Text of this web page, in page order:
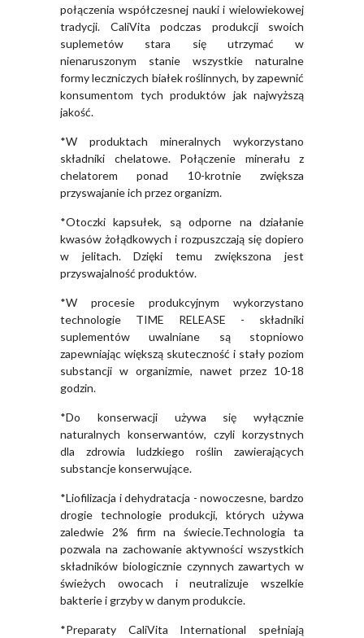
połączenia współczesnej nauki i wielowiekowej
tradycji. CaliVita podczas produkcji swoich
suplemetów stara się utrzymać w
nienaruszonym stanie wszystkie naturalne
formy leczniczych białek roślinnych, by zapewnić
konsumentom tych produktów jak najwyższą
jakość.
*W produktach mineralnych wykorzystano
składniki chelatowe. Połączenie minerału z
chelatorem ponad 10-krotnie zwiększa
przyswajanie ich przez organizm.
*Otoczki kapsułek, są odporne na działanie
kwasów żołądkowych i rozpuszczają się dopiero
w jelitach. Dzięki temu zwiększona jest
przyswajalność produktów.
*W procesie produkcyjnym wykorzystano
technologie TIME RELEASE - składniki
suplementów uwalniane są stopniowo
zapewniając większą skuteczność i stały poziom
substancji w organizmie, nawet przez 10-18
godzin.
*Do konserwacji używa się wyłącznie
naturalnych konserwantów, czyli korzystnych
dla zdrowia ludzkiego roślin zawierających
substancje konserwujące.
*Liofilizacja i dehydratacja - nowoczesne, bardzo
drogie technologie produkcji, których używa
zaledwie 2% firm na świecie.Technologia ta
pozwala na zachowanie aktywności wszystkich
składników biologicznie czynnych zawartych w
świeżych owocach i neutralizuje wszelkie
bakterie i grzyby w danym produkcie.
*Preparaty CaliVita International spełniają